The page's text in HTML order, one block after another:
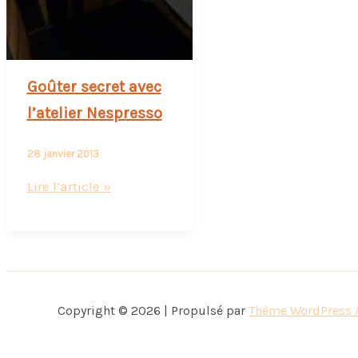
Goûter secret avec
l’atelier Nespresso
28 janvier 2013
Goûter
Nespresso
Lire l’article »
Copyright © 2026 | Propulsé par Thème WordPress